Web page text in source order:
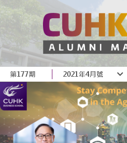
第177期 2021年4月號